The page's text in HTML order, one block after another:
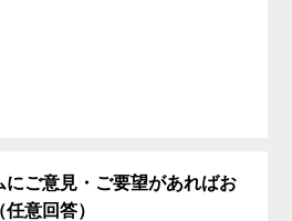
にご意見・ご要望があればお
意回答）